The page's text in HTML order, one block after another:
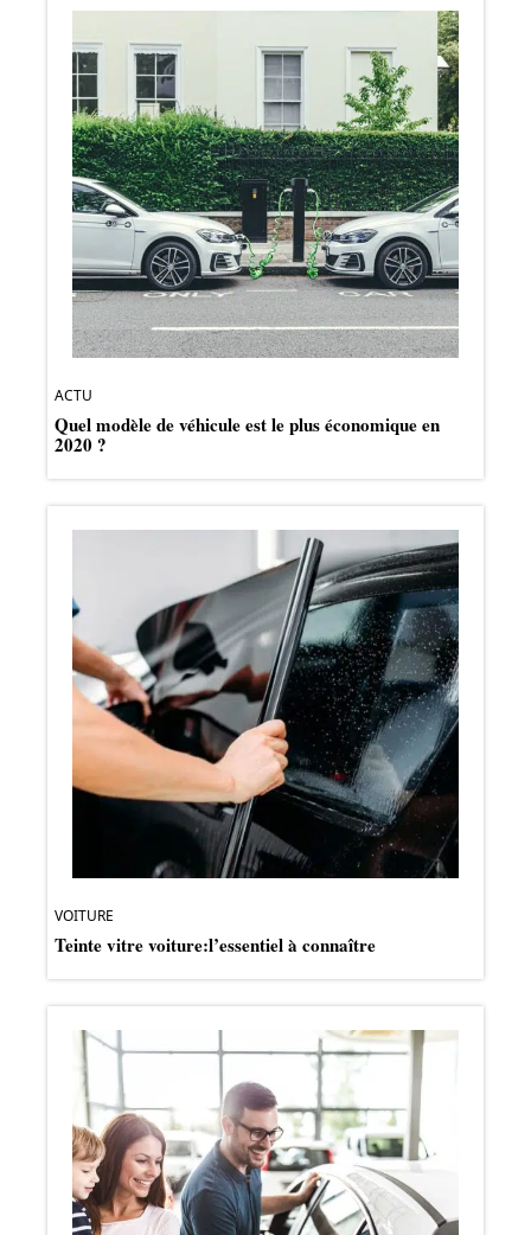
ACTU
Quel modèle de véhicule est le plus économique en
2020 ?
VOITURE
Teinte vitre voiture:l’essentiel à connaître